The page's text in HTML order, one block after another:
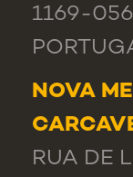
1169-
NOVA
RUA DE